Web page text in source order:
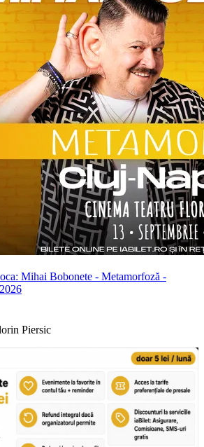
Mihai Bobonete - Metamorfoză -
Piersic